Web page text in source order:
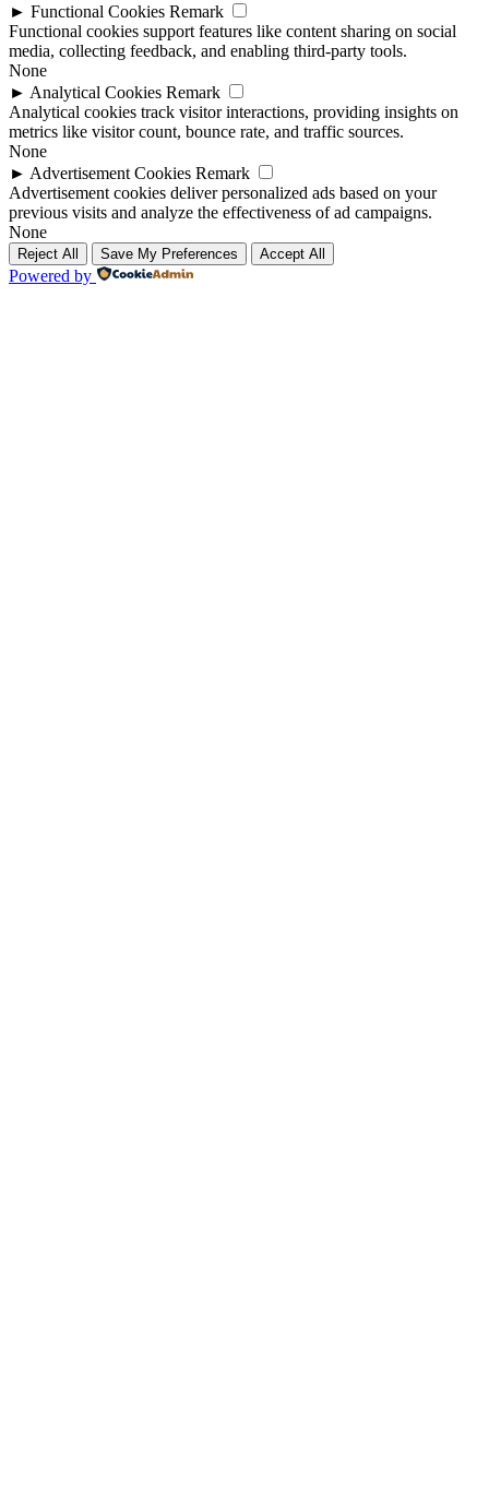
► Functional Cookies Remark
Functional cookies support features like content sharing on social
media, collecting feedback, and enabling third-party tools.
None
► Analytical Cookies Remark
Analytical cookies track visitor interactions, providing insights on
metrics like visitor count, bounce rate, and traffic sources.
None
► Advertisement Cookies Remark
Advertisement cookies deliver personalized ads based on your
previous visits and analyze the effectiveness of ad campaigns.
None
Reject All Save My Preferences Accept All
Powered by